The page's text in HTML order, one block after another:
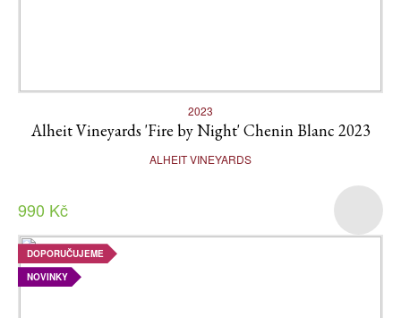
2023
Alheit Vineyards 'Fire by Night' Chenin Blanc 2023
ALHEIT VINEYARDS
990 Kč
DOPORUČUJEME
NOVINKY